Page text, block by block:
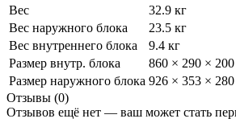
Вес
32.9 кг
Вес наружного блока
23.5 кг
Вес внутреннего блока
9.4 кг
Размер внутр. блока
860 × 290 ×
Размер наружного блока 926 × 353 ×
Отзывы (0)
Отзывов ещё нет — ваш может стать